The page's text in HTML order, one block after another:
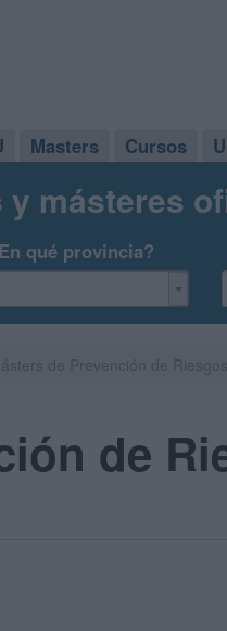
Masters Cursos
másteres
qué provincia?
de